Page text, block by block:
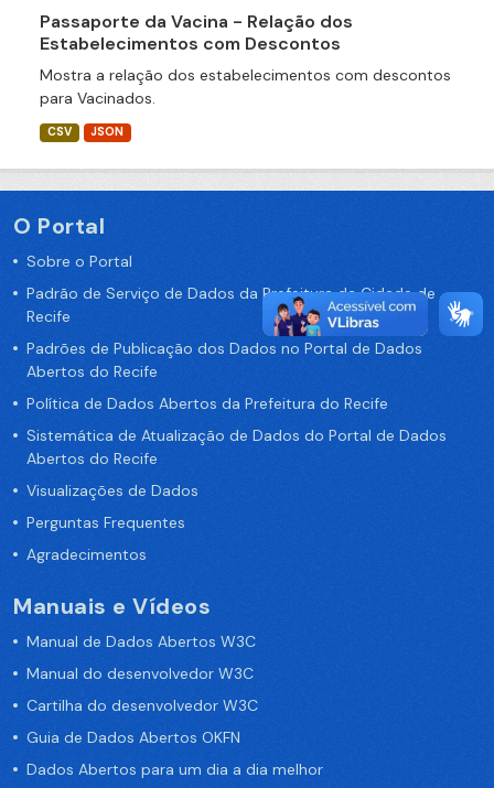
Passaporte da Vacina - Relação dos
Estabelecimentos com Descontos
Mostra a relação dos estabelecimentos com descontos
para Vacinados.
CSV JSON
O Portal
Sobre o Portal
Padrão de Serviço de Dados da Prefeitura da Cidade de
Recife
Padrões de Publicação dos Dados no Portal de Dados
Abertos do Recife
Política de Dados Abertos da Prefeitura do Recife
Sistemática de Atualização de Dados do Portal de Dados
Abertos do Recife
Visualizações de Dados
Perguntas Frequentes
Agradecimentos
Manuais e Vídeos
Manual de Dados Abertos W3C
Manual do desenvolvedor W3C
Cartilha do desenvolvedor W3C
Guia de Dados Abertos OKFN
Dados Abertos para um dia a dia melhor